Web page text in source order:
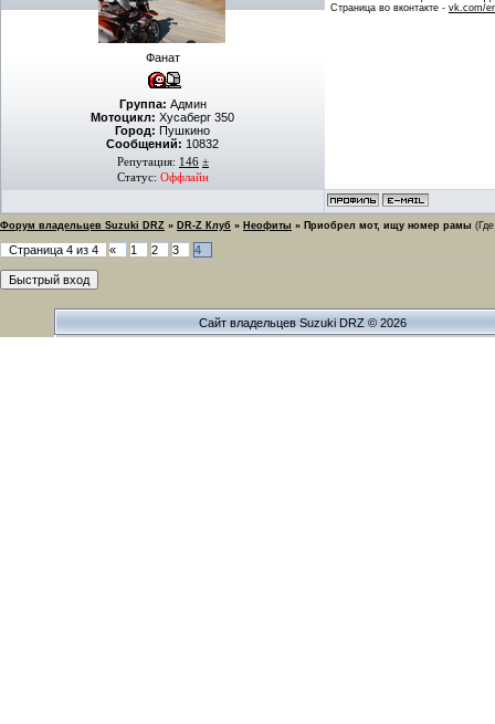
Фанат
Группа: Админ
Мотоцикл: Хусаберг 350
Город: Пушкино
Сообщений: 10832
Репутация: 146 ±
Статус: Оффлайн
Страница во вконтакте - vk.com/
Форум владельцев Suzuki DRZ » DR-Z Клуб » Неофиты » Приобрел мот, ищу номер рамы
Страница 4 из 4 « 1 2 3 4
Сайт владельцев Suzuki DRZ © 2026